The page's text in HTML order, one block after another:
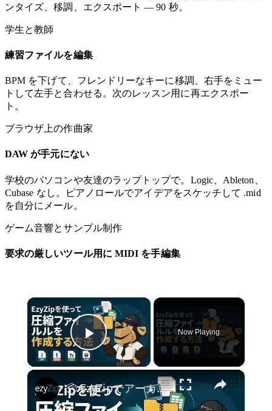
ンタイズ、移調、エクスポート — 90 秒。
学生と教師
練習ファイルを編集
BPM を下げて、フレンドリーなキーに移調、右手をミュー
トして左手と合わせる。次のレッスン用に再エクスポー
ト。
ブラウザ上の作曲家
DAW が手元にない
学校のパソコンや友達のラップトップで。Logic、Ableton、
Cubase なし。ピアノロールでアイデアをスケッチして .mid
を自分にメール。
ゲーム音響とサンプル制作
要求の厳しいツール用に MIDI を手編集
×
Play Video
Now Playing
×
📦 EzyZipでアーカイブファイルを作成する方法 オンライン無料 | ソフトウェアのインストール不要